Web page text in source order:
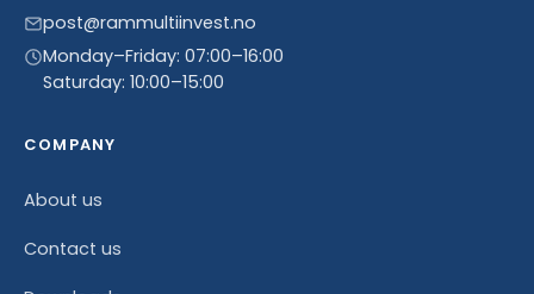
post@rammultiinvest.no
Monday–Friday: 07:00–16:00
Saturday: 10:00–15:00
COMPANY
About us
Contact us